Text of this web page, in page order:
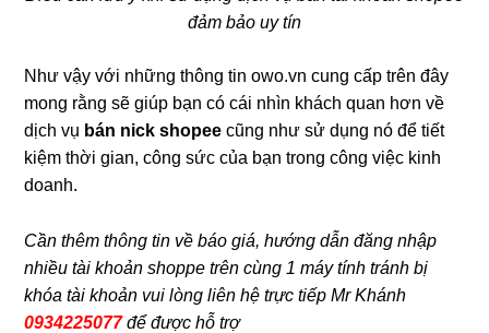
đảm bảo uy tín
Như vậy với những thông tin owo.vn cung cấp trên đây
mong rằng sẽ giúp bạn có cái nhìn khách quan hơn về
dịch vụ bán nick shopee cũng như sử dụng nó để tiết
kiệm thời gian, công sức của bạn trong công việc kinh
doanh.
Cần thêm thông tin về báo giá, hướng dẫn đăng nhập
nhiều tài khoản shoppe trên cùng 1 máy tính tránh bị
khóa tài khoản vui lòng liên hệ trực tiếp Mr Khánh
0934225077để được hỗ trợ